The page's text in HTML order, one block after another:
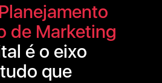
Planejamento
de Marketing
é o eixo
que